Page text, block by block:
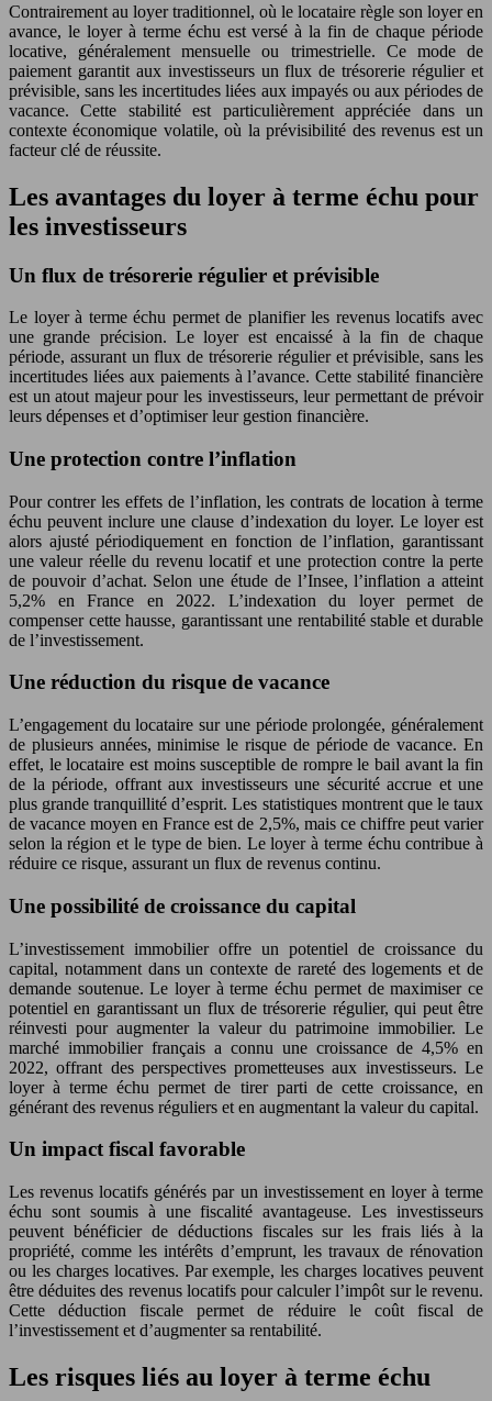
Contrairement au loyer traditionnel, où le locataire règle son loyer en
avance, le loyer à terme échu est versé à la fin de chaque période
locative, généralement mensuelle ou trimestrielle. Ce mode de
paiement garantit aux investisseurs un flux de trésorerie régulier et
prévisible, sans les incertitudes liées aux impayés ou aux périodes de
vacance. Cette stabilité est particulièrement appréciée dans un
contexte économique volatile, où la prévisibilité des revenus est un
facteur clé de réussite.
Les avantages du loyer à terme échu pour
les investisseurs
Un flux de trésorerie régulier et prévisible
Le loyer à terme échu permet de planifier les revenus locatifs avec
une grande précision. Le loyer est encaissé à la fin de chaque
période, assurant un flux de trésorerie régulier et prévisible, sans les
incertitudes liées aux paiements à l’avance. Cette stabilité financière
est un atout majeur pour les investisseurs, leur permettant de prévoir
leurs dépenses et d’optimiser leur gestion financière.
Une protection contre l’inflation
Pour contrer les effets de l’inflation, les contrats de location à terme
échu peuvent inclure une clause d’indexation du loyer. Le loyer est
alors ajusté périodiquement en fonction de l’inflation, garantissant
une valeur réelle du revenu locatif et une protection contre la perte
de pouvoir d’achat. Selon une étude de l’Insee, l’inflation a atteint
5,2% en France en 2022. L’indexation du loyer permet de
compenser cette hausse, garantissant une rentabilité stable et durable
de l’investissement.
Une réduction du risque de vacance
L’engagement du locataire sur une période prolongée, généralement
de plusieurs années, minimise le risque de période de vacance. En
effet, le locataire est moins susceptible de rompre le bail avant la fin
de la période, offrant aux investisseurs une sécurité accrue et une
plus grande tranquillité d’esprit. Les statistiques montrent que le taux
de vacance moyen en France est de 2,5%, mais ce chiffre peut varier
selon la région et le type de bien. Le loyer à terme échu contribue à
réduire ce risque, assurant un flux de revenus continu.
Une possibilité de croissance du capital
L’investissement immobilier offre un potentiel de croissance du
capital, notamment dans un contexte de rareté des logements et de
demande soutenue. Le loyer à terme échu permet de maximiser ce
potentiel en garantissant un flux de trésorerie régulier, qui peut être
réinvesti pour augmenter la valeur du patrimoine immobilier. Le
marché immobilier français a connu une croissance de 4,5% en
2022, offrant des perspectives prometteuses aux investisseurs. Le
loyer à terme échu permet de tirer parti de cette croissance, en
générant des revenus réguliers et en augmentant la valeur du capital.
Un impact fiscal favorable
Les revenus locatifs générés par un investissement en loyer à terme
échu sont soumis à une fiscalité avantageuse. Les investisseurs
peuvent bénéficier de déductions fiscales sur les frais liés à la
propriété, comme les intérêts d’emprunt, les travaux de rénovation
ou les charges locatives. Par exemple, les charges locatives peuvent
être déduites des revenus locatifs pour calculer l’impôt sur le revenu.
Cette déduction fiscale permet de réduire le coût fiscal de
l’investissement et d’augmenter sa rentabilité.
Les risques liés au loyer à terme échu